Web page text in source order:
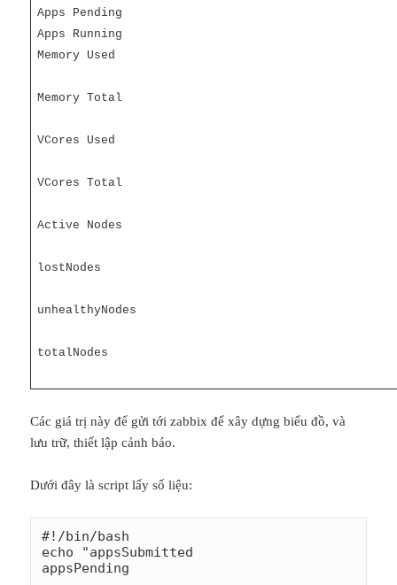
Apps Pending
Apps Running
Memory Used
Memory Total
VCores Used
VCores Total
Active Nodes
lostNodes
unhealthyNodes
totalNodes
Các giá trị này để gửi tới zabbix để xây dựng biểu đồ, và
lưu trữ, thiết lập cảnh báo.
Dưới đây là script lấy số liệu:
#!/bin/bash
echo "appsSubmitted
appsPending